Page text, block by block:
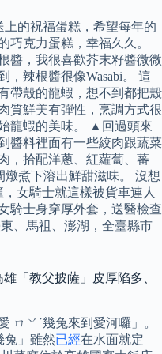
上的祝福蛋糕，希望每年的
巧克力蛋糕，幸福久久。
醬，我很喜歡芥末籽醬微微
，辣根醬很像Wasabi。 這
帶殼的龍蝦，想不到都把殼
質鮮美有彈性，烹調方式很
龍蝦的美味。 ▲回過頭來
醬料裡面有一些絞肉跟蔬菜
，拾配洋蔥、紅蘿蔔、蕃
煮下溶出鮮甜滋味。 沒想
女騎士就這樣被貨車連人
騎士身穿厚外套，送醫檢查
、馬祖、澎湖，全臺縣市
「教父披薩」皮厚陷多、
ㄇㄚˊ幾兔來到愛河囉」。
兔」雖然已經在水面就定